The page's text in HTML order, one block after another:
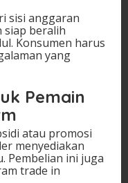
sisi anggaran
siap beralih
Konsumen harus
yang
Pemain
atau promosi
menyediakan
Pembelian ini juga
trade in